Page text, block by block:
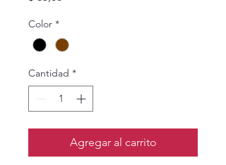
Color *
Cantidad *
Agregar al carrito